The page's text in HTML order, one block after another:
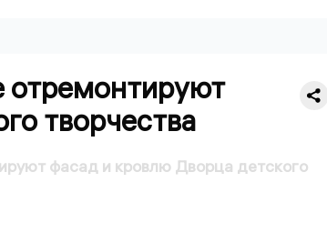
творчества
фасад и кровлю Дворца детского